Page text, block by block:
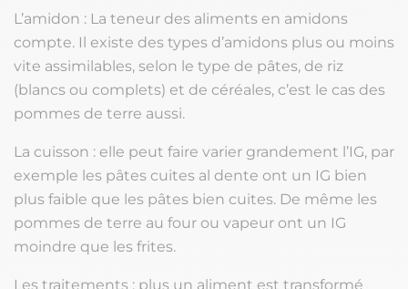
L’amidon : La teneur des aliments en amidons
compte. Il existe des types d’amidons plus ou moins
vite assimilables, selon le type de pâtes, de riz
(blancs ou complets) et de céréales, c’est le cas des
pommes de terre aussi.
La cuisson : elle peut faire varier grandement l’IG, par
exemple les pâtes cuites al dente ont un IG bien
plus faible que les pâtes bien cuites. De même les
pommes de terre au four ou vapeur ont un IG
moindre que les frites.
Les traitements : plus un aliment est transformé